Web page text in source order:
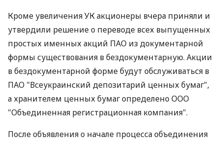
Кроме увеличения УК акционеры вчера приняли и
утвердили решение о переводе всех выпущенных
простых именных акций ПАО из документарной
формы существования в бездокументарную. Акции
в бездокументарной форме будут обслуживаться в
ПАО "Всеукраинский депозитарий ценных бумаг",
а хранителем ценных бумаг определено ООО
"Объединенная регистрационная компания".
После объявления о начале процесса объединения